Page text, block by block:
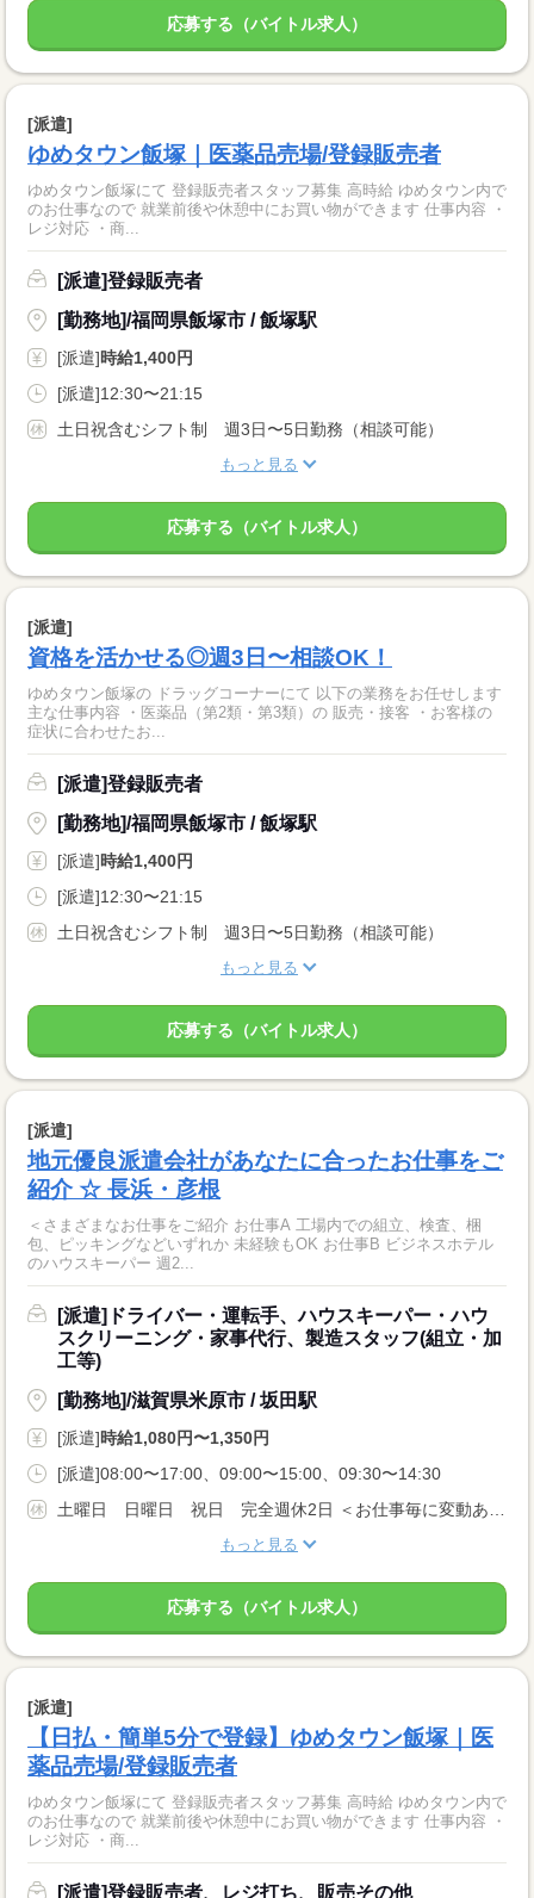
応募する（バイトル求人）
[派遣]
ゆめタウン飯塚｜医薬品売場/登録販売者
ゆめタウン飯塚にて 登録販売者スタッフ募集 高時給 ゆめタウン内で
のお仕事なので 就業前後や休憩中にお買い物ができます 仕事内容 ・
レジ対応 ・商...
[派遣]登録販売者
[勤務地]/福岡県飯塚市 / 飯塚駅
[派遣]時給1,400円
[派遣]12:30〜21:15
土日祝含むシフト制 週3日〜5日勤務（相談可能）
もっと見る
応募する（バイトル求人）
[派遣]
資格を活かせる◎週3日〜相談OK！
ゆめタウン飯塚の ドラッグコーナーにて 以下の業務をお任せします
主な仕事内容 ・医薬品（第2類・第3類）の 販売・接客 ・お客様の
症状に合わせたお...
[派遣]登録販売者
[勤務地]/福岡県飯塚市 / 飯塚駅
[派遣]時給1,400円
[派遣]12:30〜21:15
土日祝含むシフト制 週3日〜5日勤務（相談可能）
もっと見る
応募する（バイトル求人）
[派遣]
地元優良派遣会社があなたに合ったお仕事をご
紹介 ☆ 長浜・彦根
＜さまざまなお仕事をご紹介 お仕事A 工場内での組立、検査、梱
包、ピッキングなどいずれか 未経験もOK お仕事B ビジネスホテル
のハウスキーパー 週2...
[派遣]ドライバー・運転手、ハウスキーパー・ハウ
スクリーニング・家事代行、製造スタッフ(組立・加
工等)
[勤務地]/滋賀県米原市 / 坂田駅
[派遣]時給1,080円〜1,350円
[派遣]08:00〜17:00、09:00〜15:00、09:30〜14:30
土曜日 日曜日 祝日 完全週休2日 ＜お仕事毎に変動あり＞ 土日祝休みのお仕事やシフト制のものなど、 こちらも幅広いお仕事がございます。 皆さんの希望に沿ったお仕事をご紹介致します。
もっと見る
応募する（バイトル求人）
[派遣]
【日払・簡単5分で登録】ゆめタウン飯塚｜医
薬品売場/登録販売者
ゆめタウン飯塚にて 登録販売者スタッフ募集 高時給 ゆめタウン内で
のお仕事なので 就業前後や休憩中にお買い物ができます 仕事内容 ・
レジ対応 ・商...
[派遣]登録販売者、レジ打ち、販売その他